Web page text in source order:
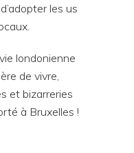
les us
londonienne
de vivre,
et bizarreries
à Bruxelles !